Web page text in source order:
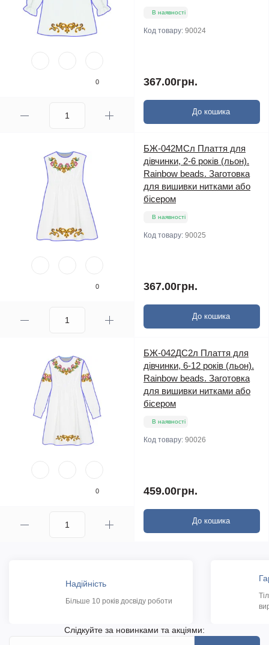
0
В наявності
Код товару: 90024
367.00грн.
До кошика
0
БЖ-042МСл Плаття для
дівчинки, 2-6 років (льон).
Rainbow beads. Заготовка
для вишивки нитками або
бісером
В наявності
Код товару: 90025
367.00грн.
До кошика
0
БЖ-042ДС2л Плаття для
дівчинки, 6-12 років (льон).
Rainbow beads. Заготовка
для вишивки нитками або
бісером
В наявності
Код товару: 90026
459.00грн.
До кошика
Надійність
Більше 10 років досвіду роботи
Слідкуйте за новинками та акціями: